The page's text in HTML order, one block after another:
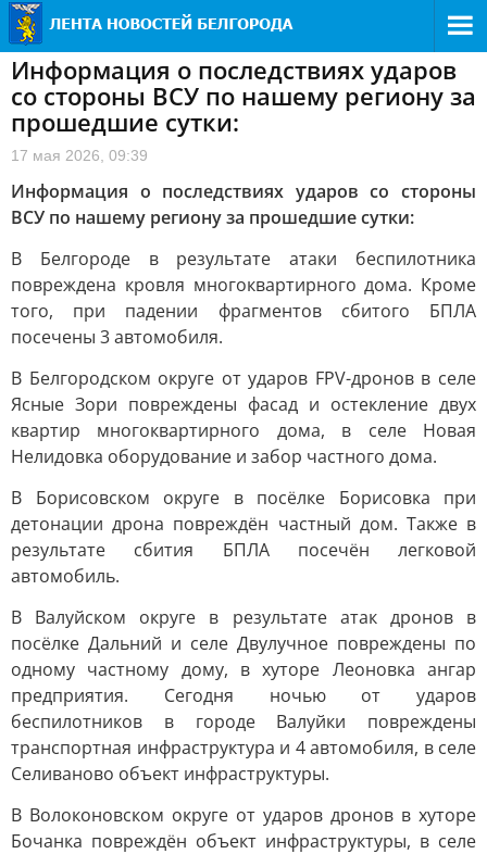
Информация о последствиях ударов
со стороны ВСУ по нашему региону за
прошедшие сутки:
17 мая 2026, 09:39
Информация о последствиях ударов со стороны
ВСУ по нашему региону за прошедшие сутки:
В Белгороде в результате атаки беспилотника
повреждена кровля многоквартирного дома. Кроме
того, при падении фрагментов сбитого БПЛА
посечены 3 автомобиля.
В Белгородском округе от ударов FPV-дронов в селе
Ясные Зори повреждены фасад и остекление двух
квартир многоквартирного дома, в селе Новая
Нелидовка оборудование и забор частного дома.
В Борисовском округе в посёлке Борисовка при
детонации дрона повреждён частный дом. Также в
результате сбития БПЛА посечён легковой
автомобиль.
В Валуйском округе в результате атак дронов в
посёлке Дальний и селе Двулучное повреждены по
одному частному дому, в хуторе Леоновка ангар
предприятия. Сегодня ночью от ударов
беспилотников в городе Валуйки повреждены
транспортная инфраструктура и 4 автомобиля, в селе
Селиваново объект инфраструктуры.
В Волоконовском округе от ударов дронов в хуторе
Бочанка повреждён объект инфраструктуры, в селе